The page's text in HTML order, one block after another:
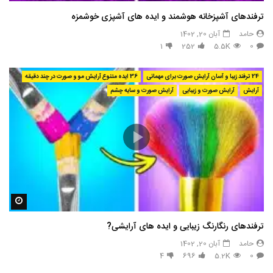
ترفندهای آشپزخانه هوشمند و ایده های آشپزی خوشمزه
حامد
آبان 20, 1402
0
5.5K
252
1
24 ترفند زیبا و آسان آرایش صورت برای مهمانی
36 ایده متنوع آرایش مو و صورت در چند دقیقه
آرایش
آرایش صورت و زیبایی آرایش صورت و سایه چشم
ترفندهای رنگارنگ زیبایی و ایده های آرایشی?
حامد
آبان 20, 1402
0
5.2K
696
4